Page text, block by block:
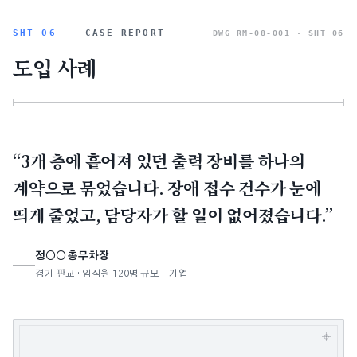
SHT 06 CASE REPORT DWG RM-08-001 · SHT 06
도입 사례
“3개 층에 흩어져 있던 출력 장비를 하나의
계약으로 묶었습니다. 장애 접수 건수가 눈에
띄게 줄었고, 담당자가 할 일이 없어졌습니다.”
정○○ 총무차장
경기 판교 · 임직원 120명 규모 IT기업